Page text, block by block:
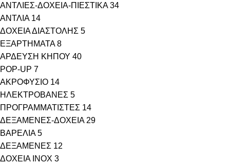
ΑΝΤΛΙΕΣ-ΔΟΧΕΙΑ-ΠΙΕΣΤΙΚΑ 34
ΑΝΤΛΙΑ 14
ΔΟΧΕΙΑ ΔΙΑΣΤΟΛΗΣ 5
ΕΞΑΡΤΗΜΑΤΑ 8
ΑΡΔΕΥΣΗ ΚΗΠΟΥ 40
POP-UP 7
ΑΚΡΟΦΥΣΙΟ 14
ΗΛΕΚΤΡΟΒΑΝΕΣ 5
ΠΡΟΓΡΑΜΜΑΤΙΣΤΕΣ 14
ΔΕΞΑΜΕΝΕΣ-ΔΟΧΕΙΑ 29
ΒΑΡΕΛΙΑ 5
ΔΕΞΑΜΕΝΕΣ 12
ΔΟΧΕΙΑ INOX 3